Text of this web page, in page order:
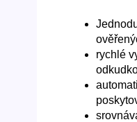
rychlé